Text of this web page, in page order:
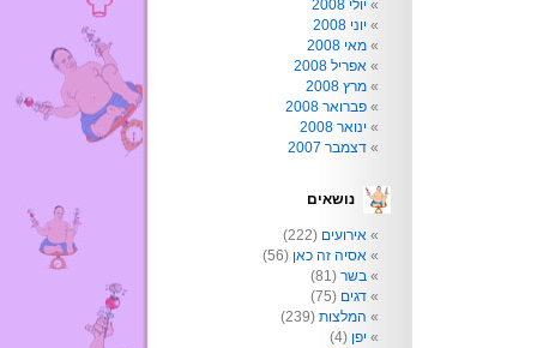
יולי 2008
יוני 2008
מאי 2008
אפריל 2008
מרץ 2008
פברואר 2008
ינואר 2008
דצמבר 2007
נושאים
אירועים (222)
אסיה זה כאן (56)
בשר (81)
דגים (75)
המלצות (239)
יפן (4)